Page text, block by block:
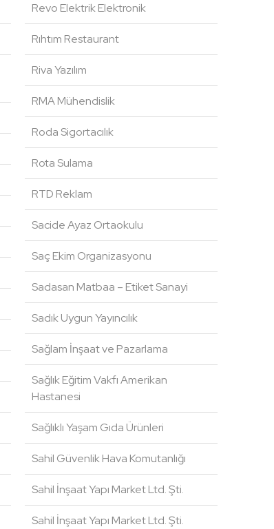
Revo Elektrik Elektronik
Rıhtım Restaurant
Riva Yazılım
RMA Mühendislik
Roda Sigortacılık
Rota Sulama
RTD Reklam
Sacide Ayaz Ortaokulu
Saç Ekim Organizasyonu
Sadasan Matbaa – Etiket Sanayi
Sadık Uygun Yayıncılık
Sağlam İnşaat ve Pazarlama
Sağlık Eğitim Vakfı Amerikan
Hastanesi
Sağlıklı Yaşam Gıda Ürünleri
Sahil Güvenlik Hava Komutanlığı
Sahil İnşaat Yapı Market Ltd. Şti.
Sahil İnşaat Yapı Market Ltd. Şti.